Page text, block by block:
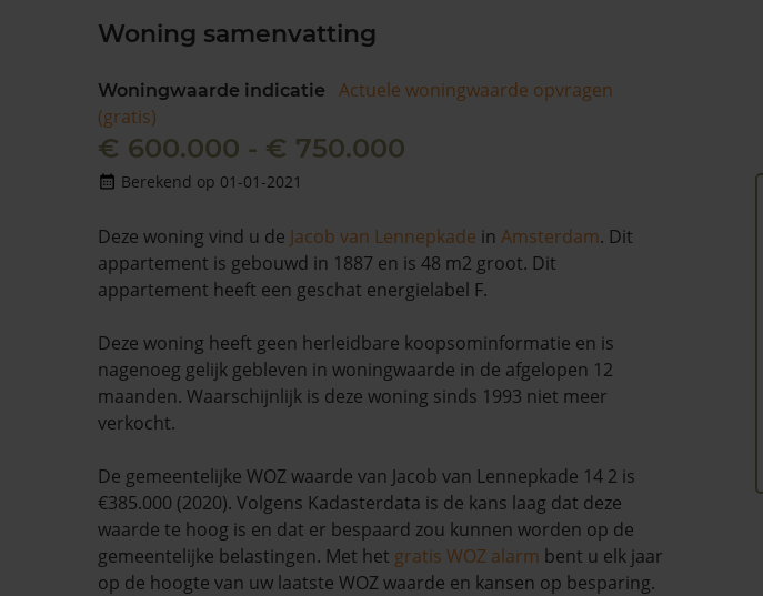
Woning samenvatting
Woningwaarde indicatie
Actuele woningwaarde opvragen
(gratis)
€ 600.000 - € 750.000
Berekend op 01-01-2021
Deze woning vind u de Jacob van Lennepkade in Amsterdam. Dit
appartement is gebouwd in 1887 en is 48 m2 groot. Dit
appartement heeft een geschat energielabel F.
Deze woning heeft geen herleidbare koopsominformatie en is
nagenoeg gelijk gebleven in woningwaarde in de afgelopen 12
maanden. Waarschijnlijk is deze woning sinds 1993 niet meer
verkocht.
De gemeentelijke WOZ waarde van Jacob van Lennepkade 14 2 is
€385.000 (2020). Volgens Kadasterdata is de kans laag dat deze
waarde te hoog is en dat er bespaard zou kunnen worden op de
gemeentelijke belastingen. Met het gratis WOZ alarm bent u elk jaar
op de hoogte van uw laatste WOZ waarde en kansen op besparing.